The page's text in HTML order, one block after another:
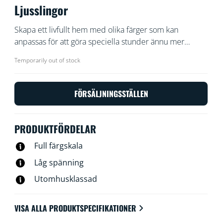
Ljusslingor
Skapa ett livfullt hem med olika färger som kan
anpassas för att göra speciella stunder ännu mer
och styr med WiZ-appen eller rösten.
Temporarily out of stock
FÖRSÄLJNINGSSTÄLLEN
PRODUKTFÖRDELAR
Full färgskala
Låg spänning
Utomhusklassad
VISA ALLA PRODUKTSPECIFIKATIONER